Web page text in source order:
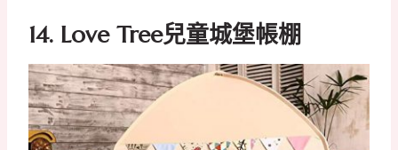
14. Love Tree兒童城堡帳棚